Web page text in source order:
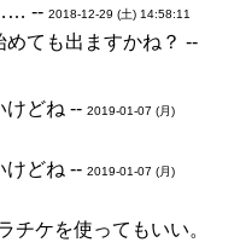
-- 2018-12-29 (土) 14:58:11
ても出ますかね？ --
どね -- 2019-01-07 (月)
どね -- 2019-01-07 (月)
チケを使ってもいい。